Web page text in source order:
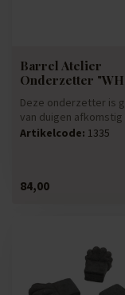
Barrel Atelier
Onderzetter
Deze onderzetter is
van duigen afkomstig
authentieke gebruikte
Artikelcode: 1335
84,00